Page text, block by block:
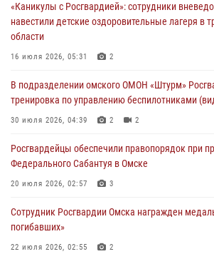
29 июля 2026, 01:49
Росгвардейцы приняли участие в крестном
Руси в Омске
При содействии спецназа Росгвардии
миграционного законодательства в Омске
«Каникулы с Росгвардией»: сотрудники
навестили детские оздоровительные лагеря в
области
16 июля 2026, 05:31 2
В подразделении омского ОМОН «Штурм»
тренировка по управлению беспилотниками
30 июля 2026, 04:39 2 2
Росгвардейцы обеcпечили правопорядок при
Федерального Сабантуя в Омске
20 июля 2026, 02:57 3
Сотрудник Росгвардии Омска награжден
погибавших»
22 июля 2026, 02:55 2